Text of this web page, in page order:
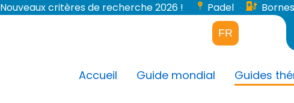
Nouveaux critères de recherche 2026 ! Padel Bornes
Accueil Guide mondial Guides
FR